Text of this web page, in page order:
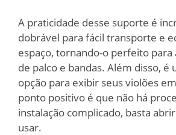
A praticidade desse suporte é
dobrável para fácil transporte e
espaço, tornando-o perfeito para
de palco e bandas. Além disso, é
opção para exibir seus violões
ponto positivo é que não há
instalação complicado, basta
usar.